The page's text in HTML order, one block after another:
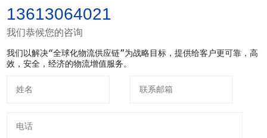
13613064021
我们恭候您的咨询
我们以解决“全球化物流供应链”为战略目标，提供给客户更可靠，高
效，安全，经济的物流增值服务。